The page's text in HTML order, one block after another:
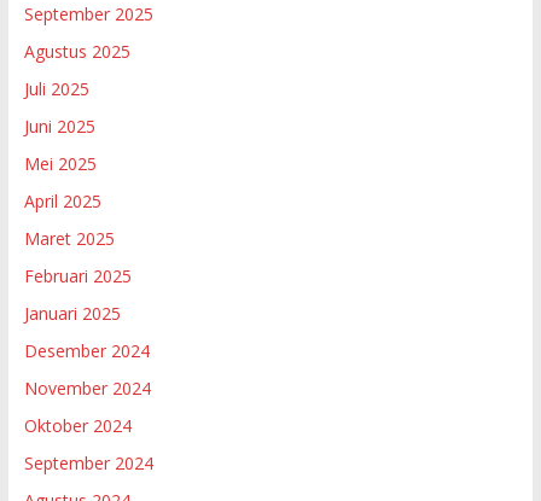
September 2025
Agustus 2025
Juli 2025
Juni 2025
Mei 2025
April 2025
Maret 2025
Februari 2025
Januari 2025
Desember 2024
November 2024
Oktober 2024
September 2024